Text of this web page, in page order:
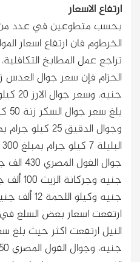
ارتفاع الاسعار
بحسب متطوعين في عدد من
الخرطوم فان ارتفاع اسعار
تراجع عمل المطابخ
جنيه وكيلو اللحمة 12 ألف جنيه.
ارتفعت اسعار بعض السلع